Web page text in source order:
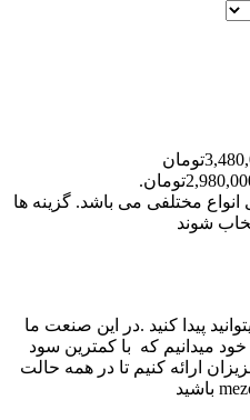
قیمت اصلی: 3,480,000تومان
مختلفی می باشد. گزینه ها
شوند
پیدا کنید .در این صنعت ما
میدانیم که با کمترین سود
ارائه کنیم تا در همه حالت